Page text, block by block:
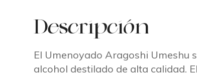
Descripción
El Umenoyado Aragoshi Umeshu
alcohol destilado de alta calidad.